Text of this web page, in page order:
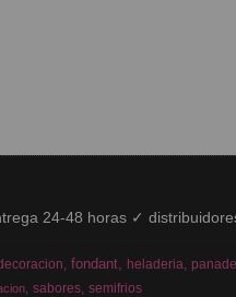
24-48 horas ✓
fondant heladeria
sabores semifrios